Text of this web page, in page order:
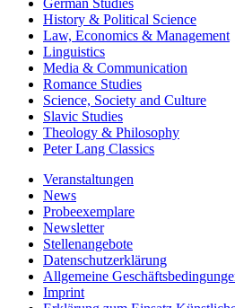
English Studies
German Studies
History & Political Science
Law, Economics & Management
Linguistics
Media & Communication
Romance Studies
Science, Society and Culture
Slavic Studies
Theology & Philosophy
Veranstaltungen
News
Probeexemplare
Newsletter
Stellenangebote
Datenschutzerklärung
Allgemeine Geschäftsbedingungen